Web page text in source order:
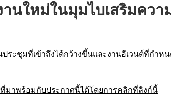
ใหม่ในมุมไบเสริมควา
ะชุมที่เข้าถึงได้กว้างขึ้นและงานอีเวนต์ที่กำ
มาพร้อมกับประกาศนี้ได้โดยการคลิกที่ลิงก์นี้